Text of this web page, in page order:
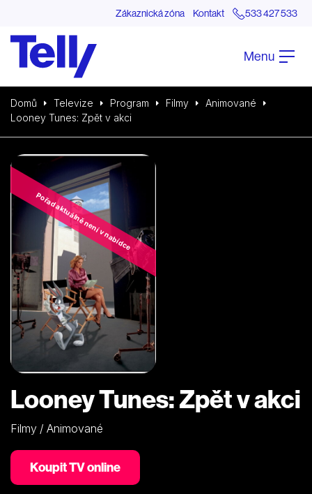
Zákaznická zóna Kontakt 533 427 533
Menu
Domů Televize Program Filmy
Animované
Looney Tunes: Zpět v akci
Pořad aktuálně není v nabídce
Looney Tunes: Zpět v akci
Filmy / Animované
Koupit TV online